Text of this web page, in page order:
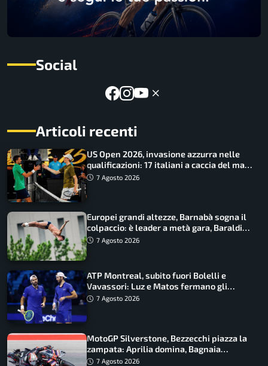
Social
Articoli recenti
US Open 2026, invasione azzurra nelle
qualificazioni: 17 italiani a caccia del main
draw7 Agosto 2026
Europei grandi altezze, Barnabà sogna il
colpaccio: è leader a metà gara, Baraldi
ancora in corsa
7 Agosto 2026
ATP Montreal, subito fuori Bolelli e
Vavassori: Luz e Matos fermano gli
azzurri
7 Agosto 2026
MotoGP Silverstone, Bezzecchi piazza la
zampata: Aprilia domina, Bagnaia
costretto al Q1
7 Agosto 2026